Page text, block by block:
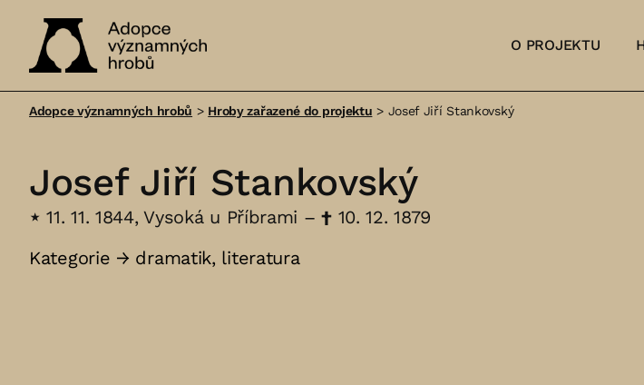
významných
O PROJEKTU
Adopce významných hrobů > Hroby zařazené do projektu > Josef Jiří Stankovský
Josef Jiří Stankovský
⋆ 11. 11. 1844, Vysoká u Příbrami –†10. 12. 1879
Kategorie → dramatik, literatura